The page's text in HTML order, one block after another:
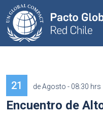
21 de Agosto - 08:30 hrs
Encuentro de